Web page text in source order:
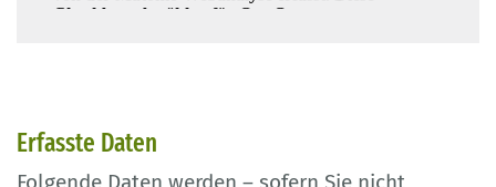
Erfasste Daten